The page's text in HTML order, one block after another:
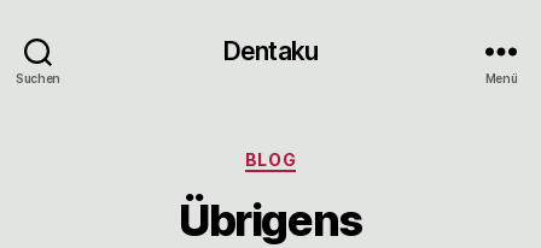
Suchen
Dentaku
Menü
Kategorien
BLOG
Übrigens